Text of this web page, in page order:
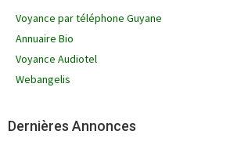
Voyance par téléphone Guyane
Annuaire Bio
Voyance Audiotel
Webangelis
Dernières Annonces